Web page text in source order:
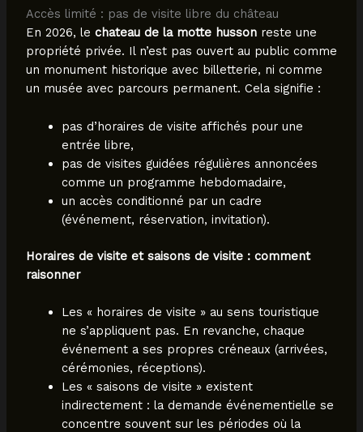
Accès limité : pas de visite libre du château
En 2026, le chateau de la motte hussonreste une
propriété privée. Il n’est pas ouvert au public comme
un monument historique avec billetterie, ni comme
un musée avec parcours permanent. Cela signifie :
pas d’horaires de visite affichés pour une
entrée libre,
pas de visites guidées régulières annoncées
comme un programme hebdomadaire,
un accès conditionné par un cadre
(événement, réservation, invitation).
Horaires de visite et saisons de visite : comment
raisonner
Les « horaires de visite » au sens touristique
ne s’appliquent pas. En revanche, chaque
événement a ses propres créneaux (arrivées,
cérémonies, réceptions).
Les « saisons de visite » existent
indirectement : la demande événementielle se
concentre souvent sur les périodes où la